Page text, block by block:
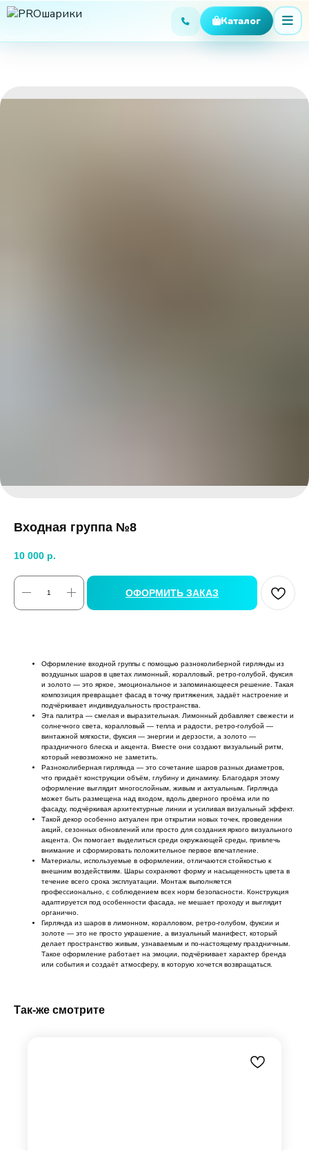
Входная группа №8
10 000 р.
ОФОРМИТЬ ЗАКАЗ
Оформление входной группы с помощью разноколиберной гирлянды из
воздушных шаров в цветах лимонный, коралловый, ретро-голубой, фуксия
и золото — это яркое, эмоциональное и запоминающееся решение. Такая
композиция превращает фасад в точку притяжения, задаёт настроение и
подчёркивает индивидуальность пространства.
Эта палитра — смелая и выразительная. Лимонный добавляет свежести и
солнечного света, коралловый — тепла и радости, ретро-голубой —
винтажной мягкости, фуксия — энергии и дерзости, а золото —
праздничного блеска и акцента. Вместе они создают визуальный ритм,
который невозможно не заметить.
Разноколиберная гирлянда — это сочетание шаров разных диаметров,
что придаёт конструкции объём, глубину и динамику. Благодаря этому
оформление выглядит многослойным, живым и актуальным. Гирлянда
может быть размещена над входом, вдоль дверного проёма или по
фасаду, подчёркивая архитектурные линии и усиливая визуальный эффект.
Такой декор особенно актуален при открытии новых точек, проведении
акций, сезонных обновлений или просто для создания яркого визуального
акцента. Он помогает выделиться среди окружающей среды, привлечь
внимание и сформировать положительное первое впечатление.
Материалы, используемые в оформлении, отличаются стойкостью к
внешним воздействиям. Шары сохраняют форму и насыщенность цвета в
течение всего срока эксплуатации. Монтаж выполняется
профессионально, с соблюдением всех норм безопасности. Конструкция
адаптируется под особенности фасада, не мешает проходу и выглядит
органично.
Гирлянда из шаров в лимонном, коралловом, ретро-голубом, фуксии и
золоте — это не просто украшение, а визуальный манифест, который
делает пространство живым, узнаваемым и по-настоящему праздничным.
Такое оформление работает на эмоции, подчёркивает характер бренда
или события и создаёт атмосферу, в которую хочется возвращаться.
Так-же смотрите